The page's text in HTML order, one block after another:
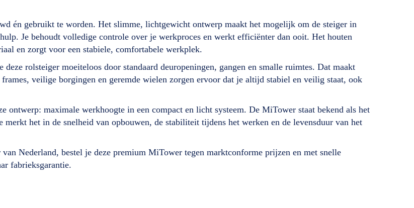
én gebruikt te worden. Het slimme, lichtgewicht ontwerp maakt het mogelijk om de steiger in
Je behoudt volledige controle over je werkproces en werkt efficiënter dan ooit. Het houten
en zorgt voor een stabiele, comfortabele werkplek.
rolsteiger moeiteloos door standaard deuropeningen, gangen en smalle ruimtes. Dat maakt
veilige borgingen en geremde wielen zorgen ervoor dat je altijd stabiel en veilig staat, ook
ontwerp: maximale werkhoogte in een compact en licht systeem. De MiTower staat bekend als het
merkt het in de snelheid van opbouwen, de stabiliteit tijdens het werken en de levensduur van het
Nederland, bestel je deze premium MiTower tegen marktconforme prijzen en met snelle
fabrieksgarantie.